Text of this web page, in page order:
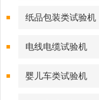
纸品包装类试验机
电线电缆试验机
婴儿车类试验机